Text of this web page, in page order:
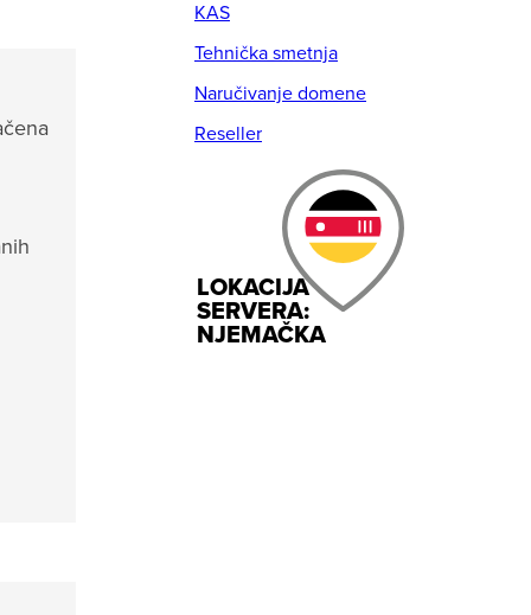
KAS
Tehnička smetnja
Naručivanje domene
Reseller
LOKACIJA
SERVERA:
NJEMAČKA